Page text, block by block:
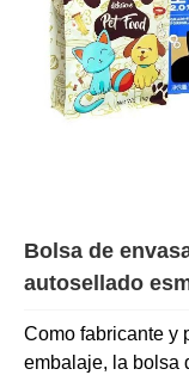
Bolsa de
autosellado
Como fabricante y
embalaje, la bolsa